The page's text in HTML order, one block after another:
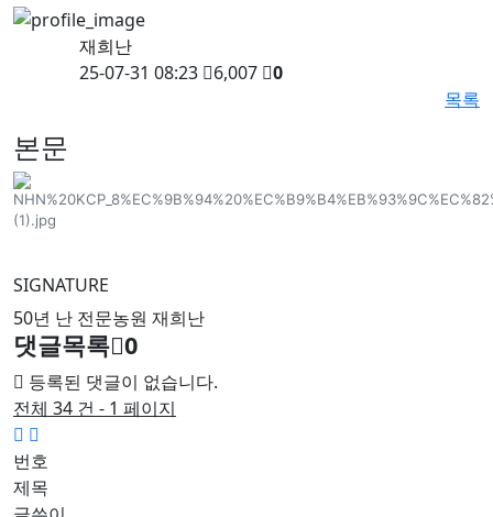
재희난
25-07-31 08:23
6,007
0
목록
본문
SIGNATURE
50년 난 전문농원 재희난
댓글목록 0
등록된 댓글이 없습니다.
전체 34 건 - 1 페이지
번호
제목